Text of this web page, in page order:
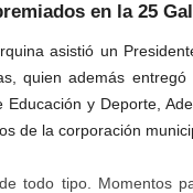
en la 25
asistió un
quien además
y Deporte,
de la corporación
todo tipo. Momentos